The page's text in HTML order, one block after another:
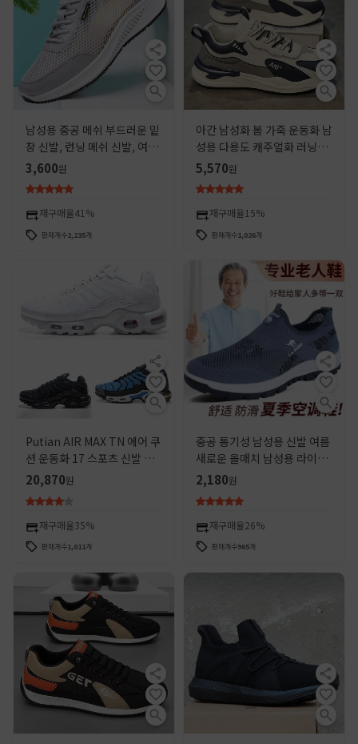
남성용 중공 메쉬 부드러운 밑
창 신발, 런닝 메쉬 신발, 여름
남성 신발, 운동화, 통기성 메
쉬 다용도 캐주얼 신발
3,600원
재구매율41%
판매개수2,235개
아간 남성화 봄 가죽 운동화 남
성용 다용도 캐주얼화 러닝화
미끄럼 방지 키높이 아빠풍 트
렌디 슈즈 겨울
5,570원
재구매율 15%
판매개수1,026개
Putian AIR MAX TN 에어 쿠
션 운동화 17 스포츠 신발 남
성 대형 통기성 남성 신발 순수
오리지널 캐주얼 신발
20,870원
재구매율35%
판매개수1,011개
중공 통기성 남성용 신발 여름
새로운 올매치 남성용 라이트
런닝 슈즈 슬립 온 메쉬 등산
신발 도매
2,180원
재구매율26%
판매개수965개